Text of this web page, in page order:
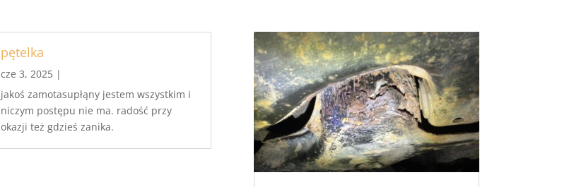
pętelka
cze 3, 2025|
jakoś zamotasupłąny jestem wszystkim i
niczym postępu nie ma. radość przy
okazji też gdzieś zanika.